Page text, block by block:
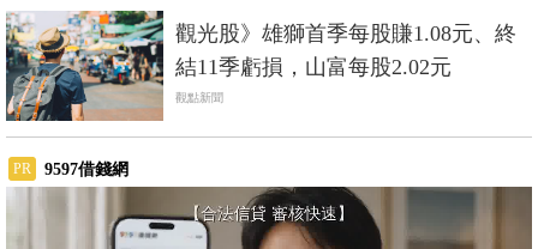
觀光股》雄獅首季每股賺1.08元、終
結11季虧損，山富每股2.02元
觀點新聞
PR 9597借錢網